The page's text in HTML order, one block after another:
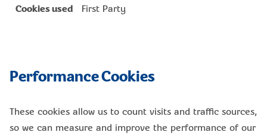
First Party
Performance Cookies
These cookies allow us to count visits and traffic sources,
so we can measure and improve the performance of our